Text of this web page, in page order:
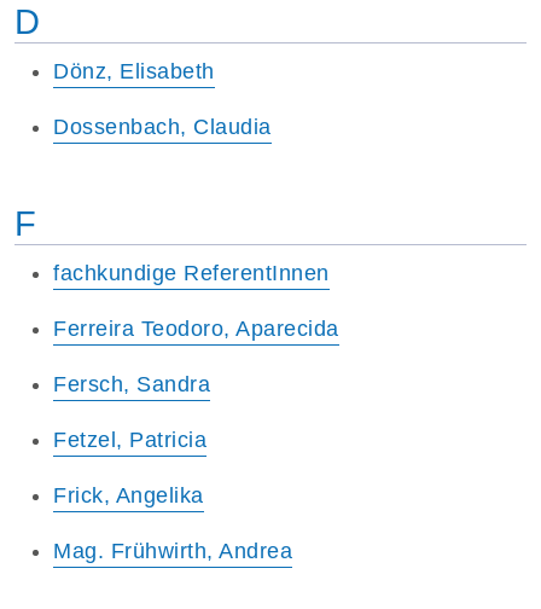
D
Dönz, Elisabeth
Dossenbach, Claudia
F
fachkundige ReferentInnen
Ferreira Teodoro, Aparecida
Fersch, Sandra
Fetzel, Patricia
Frick, Angelika
Mag. Frühwirth, Andrea